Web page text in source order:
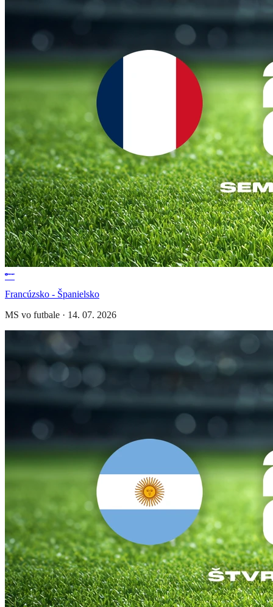
Francúzsko - Španielsko
MS vo futbale · 14. 07. 2026